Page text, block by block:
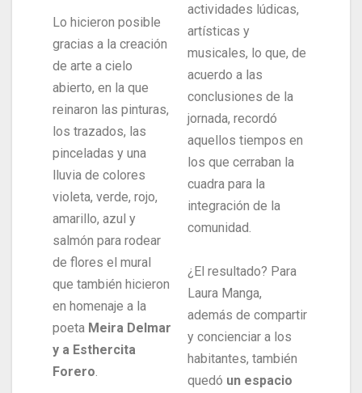
Lo hicieron posible
gracias a la creación
de arte a cielo
abierto, en la que
reinaron las pinturas,
los trazados, las
pinceladas y una
lluvia de colores
violeta, verde, rojo,
amarillo, azul y
salmón para rodear
de flores el mural
que también hicieron
en homenaje a la
poeta Meira Delmar
y a Esthercita
Forero.
actividades lúdicas,
artísticas y
musicales, lo que, de
acuerdo a las
conclusiones de la
jornada, recordó
aquellos tiempos en
los que cerraban la
cuadra para la
integración de la
comunidad.
¿El resultado? Para
Laura Manga,
además de compartir
y concienciar a los
habitantes, también
quedó un espacio